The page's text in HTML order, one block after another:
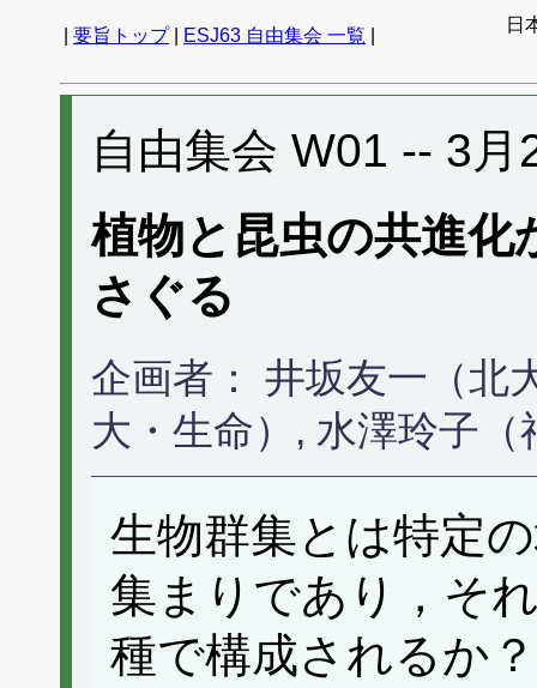
要旨トップ| ESJ63 自由集会 一覧
日
自由集会 W01 -- 3
植物と昆虫の共進化
さぐる
企画者： 井坂友一（北
大・生命）, 水澤玲子（
生物群集とは特定
集まりであり，そ
種で構成されるか